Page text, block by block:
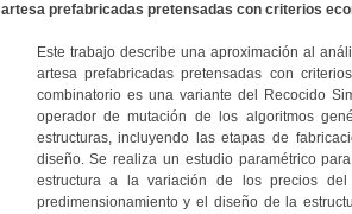
artesa prefabricadas pretensadas con criterios
Este trabajo describe una aproximación al
artesa prefabricadas pretensadas con
combinatorio es una variante del Recocido
operador de mutación de los algoritmos
estructuras, incluyendo las etapas de
diseño. Se realiza un estudio paramétrico
estructura a la variación de los precios
predimensionamiento y el diseño de la